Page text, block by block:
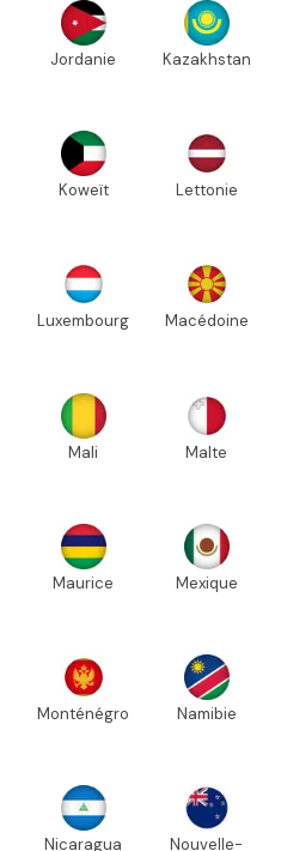
Jordanie Kazakhstan
Koweït Lettonie
Luxembourg Macédoine
Mali Malte
Maurice Mexique
Monténégro Namibie
Nicaragua
Nouvelle-